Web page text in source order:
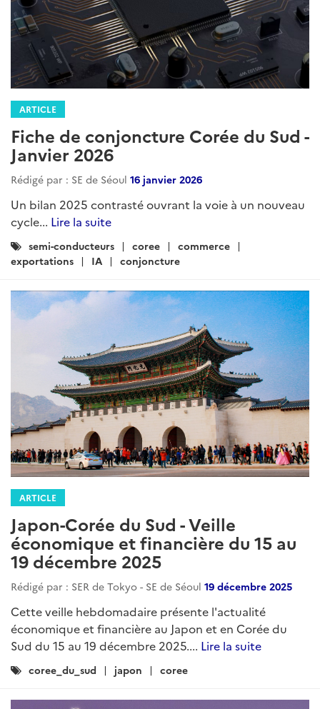
ARTICLE
Fiche de conjoncture Corée du Sud -
Janvier 2026
Rédigé par : SE de Séoul 16 janvier 2026
Un bilan 2025 contrasté ouvrant la voie à un nouveau
cycle... Lire la suite
Catégories
:
semi-conducteurs coree
commerce
exportations
IA conjoncture
ARTICLE
Japon-Corée du Sud - Veille
économique et financière du 15 au
19 décembre 2025
Rédigé par : SER de Tokyo - SE de Séoul 19 décembre 2025
Cette veille hebdomadaire présente l'actualité
économique et financière au Japon et en Corée du
Sud du 15 au 19 décembre 2025.... Lire la suite
Catégories
coree_du_sud japon coree